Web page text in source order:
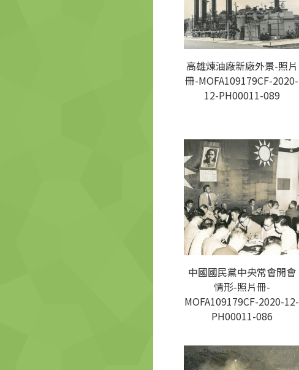
高雄煉油廠新廠外景-照片
冊-MOFA109179CF-2020-
12-PH00011-089
中國國民黨中央常會開會
情形-照片冊-
MOFA109179CF-2020-12-
PH00011-086